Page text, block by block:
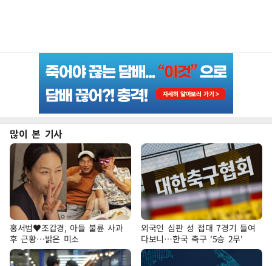
많이 본 기사
홍서범♥조갑경, 아들 불륜 사과
후 근황…밝은 미소
외국인 심판 성 접대 7경기 들여
다보니…한국 축구 '5승 2무'